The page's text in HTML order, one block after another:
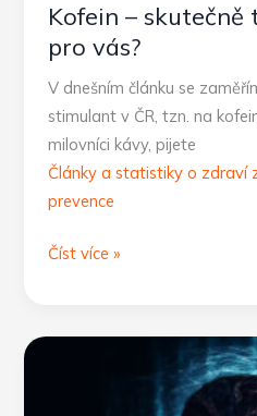
Kofein –
pro vás?
V dnešním článku se
stimulant v ČR, tzn. na
milovníci kávy, pijete
Články a statistiky o zdraví
prevence
Kofein
ten
Číst více »